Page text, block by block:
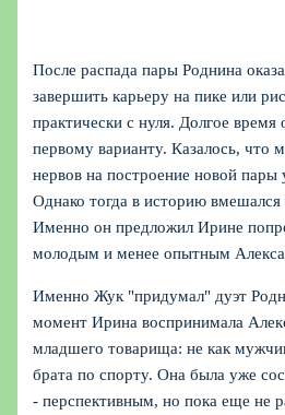
После распада пары Роднина
завершить карьеру на пике или
практически с нуля. Долгое время
первому варианту. Казалось, что
нервов на построение новой пары
Однако тогда в историю
Именно он предложил Ирине
молодым и менее опытным
Именно Жук "придумал" дуэт
момент Ирина воспринимала
младшего товарища: не как
брата по спорту. Она была уже
- перспективным, но пока еще не